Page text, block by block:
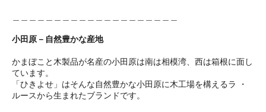
小田原－自然豊かな産地
かまぼこと木製品が名産の小田原は南は相模湾、西は箱根に面し
ています。
「ひきよせ」はそんな自然豊かな小田原に木工場を構えるラ ・
ルースから生まれたブランドです。